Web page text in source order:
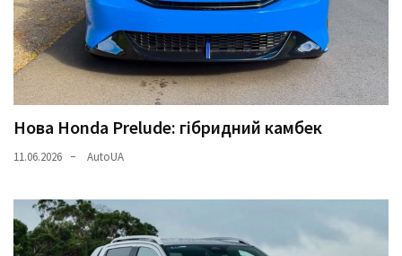
Нова Honda Prelude: гібридний камбек
11.06.2026 AutoUA